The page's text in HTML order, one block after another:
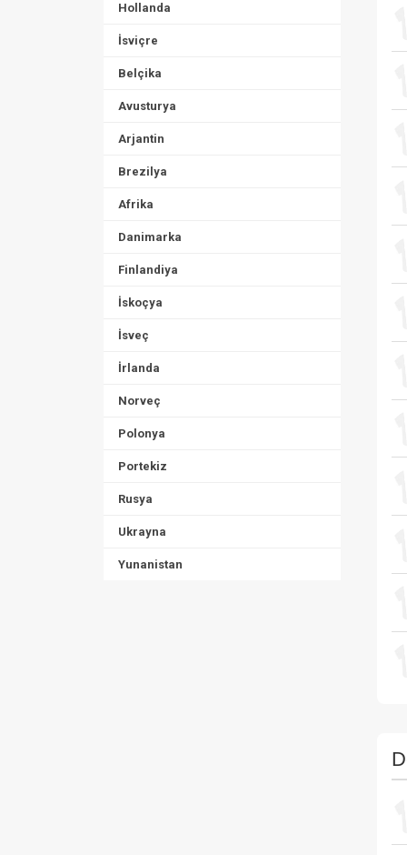
Hollanda
İsviçre
Belçika
Avusturya
Arjantin
Brezilya
Afrika
Danimarka
Finlandiya
İskoçya
İsveç
İrlanda
Norveç
Polonya
Portekiz
Rusya
Ukrayna
Yunanistan